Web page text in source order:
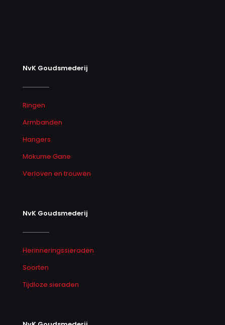
NvK Goudsmederij
Ringen
Armbanden
Hangers
Mokume Gane
Verloven en trouwen
NvK Goudsmederij
Herinneringssieraden
Soorten
Tijdloze sieraden